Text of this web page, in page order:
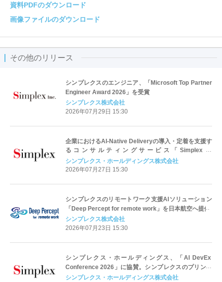
資料PDFのダウンロード
画像ファイルのダウンロード
その他のリリース
シンプレクスのエンジニア、「Microsoft Top Partner
Engineer Award 2026」を受賞
シンプレクス株式会社
2026年07月29日 15:30
企業におけるAI-Native Deliveryの導入・定着を支援す
るコンサルティングサービス「Simplex AI
Accelerator」を提供開始
シンプレクス・ホールディングス株式会社
2026年07月27日 15:30
シンプレクスのリモートワーク支援AIソリューション
「Deep Percept for remote work」を日本航空へ提供
シンプレクス株式会社
2026年07月23日 15:30
シンプレクス・ホールディングス、「AI DevEx
Conference 2026」に協賛。シンプレクスのプリンシ
パル 前田 貴史がセッションに登壇
シンプレクス・ホールディングス株式会社